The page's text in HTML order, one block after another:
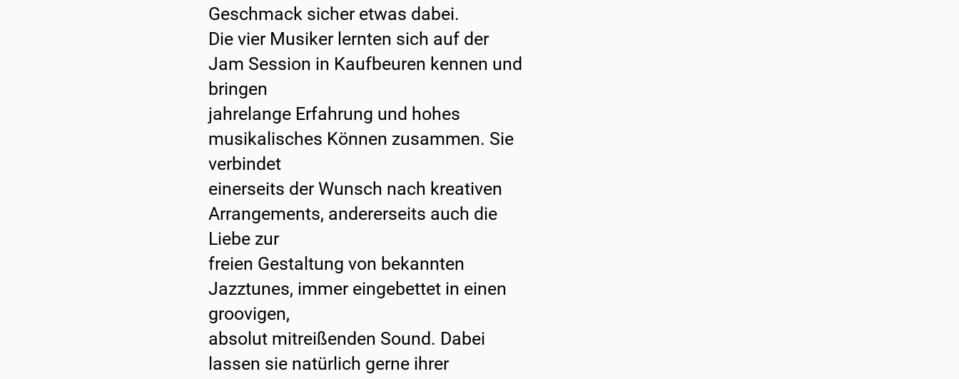
Geschmack sicher etwas dabei.
Die vier Musiker lernten sich auf der
Jam Session in Kaufbeuren kennen und
bringen
jahrelange Erfahrung und hohes
musikalisches Können zusammen. Sie
verbindet
einerseits der Wunsch nach kreativen
Arrangements, andererseits auch die
Liebe zur
freien Gestaltung von bekannten
Jazztunes, immer eingebettet in einen
groovigen,
absolut mitreißenden Sound. Dabei
lassen sie natürlich gerne ihrer